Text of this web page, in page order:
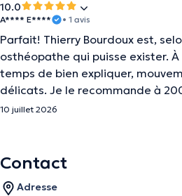
10.0
A**** E**** • 1 avis
Parfait! Thierry Bourdoux est,
osthéopathe qui puisse exister. À
temps de bien expliquer,
délicats. Je le recommande à
10 juillet 2026
Contact
Adresse